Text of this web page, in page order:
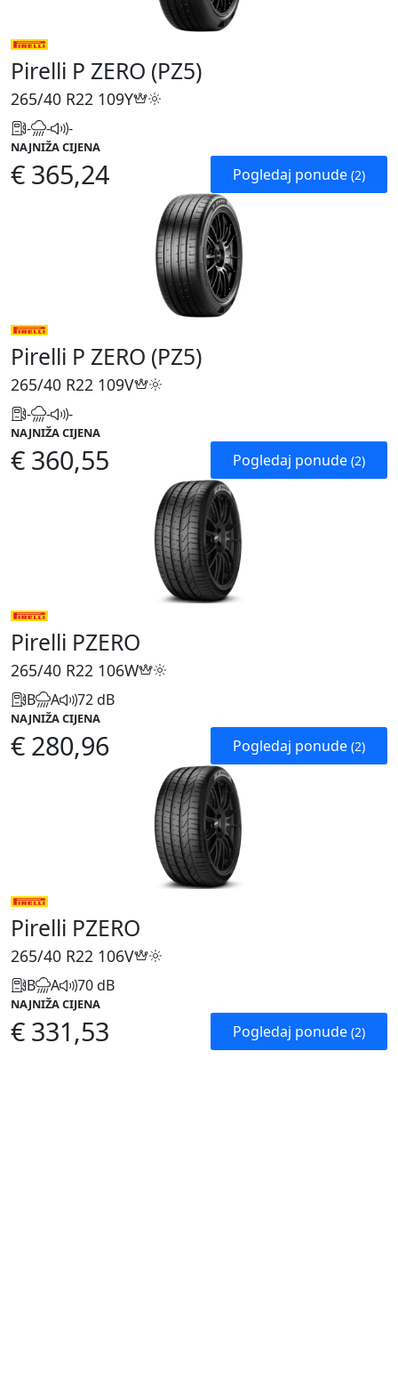
Pirelli P ZERO (PZ5)
265/40 R22 109Y
- - -
NAJNIŽA CIJENA
€ 365,24 Pogledaj ponude (2)
Pirelli P ZERO (PZ5)
265/40 R22 109V
- - -
NAJNIŽA CIJENA
€ 360,55 Pogledaj ponude (2)
Pirelli PZERO
265/40 R22 106W
B A 72 dB
NAJNIŽA CIJENA
€ 280,96 Pogledaj ponude (2)
Pirelli PZERO
265/40 R22 106V
B A 70 dB
NAJNIŽA CIJENA
€ 331,53 Pogledaj ponude (2)